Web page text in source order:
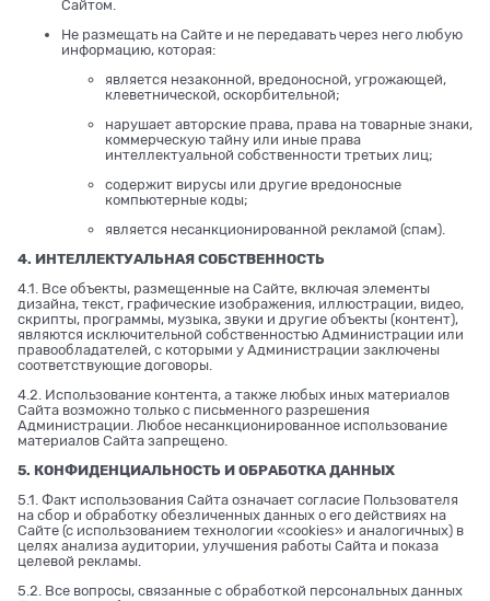
Сайтом.
Не размещать на Сайте и не передавать через него любую
информацию, которая:
является незаконной, вредоносной, угрожающей,
клеветнической, оскорбительной;
нарушает авторские права, права на товарные знаки,
коммерческую тайну или иные права
интеллектуальной собственности третьих лиц;
содержит вирусы или другие вредоносные
компьютерные коды;
является несанкционированной рекламой (спам).
4. ИНТЕЛЛЕКТУАЛЬНАЯ СОБСТВЕННОСТЬ
4.1. Все объекты, размещенные на Сайте, включая элементы
дизайна, текст, графические изображения, иллюстрации, видео,
скрипты, программы, музыка, звуки и другие объекты (контент),
являются исключительной собственностью Администрации или
правообладателей, с которыми у Администрации заключены
соответствующие договоры.
4.2. Использование контента, а также любых иных материалов
Сайта возможно только с письменного разрешения
Администрации. Любое несанкционированное использование
материалов Сайта запрещено.
5. КОНФИДЕНЦИАЛЬНОСТЬ И ОБРАБОТКА ДАННЫХ
5.1. Факт использования Сайта означает согласие Пользователя
на сбор и обработку обезличенных данных о его действиях на
Сайте (с использованием технологии «cookies» и аналогичных) в
целях анализа аудитории, улучшения работы Сайта и показа
целевой рекламы.
5.2. Все вопросы, связанные с обработкой персональных данных